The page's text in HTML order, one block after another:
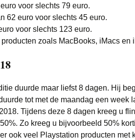
voor slechts 79 euro.
62 euro voor slechts 45 euro.
voor slechts 123 euro.
zoals MacBooks, iMacs en
duurde maar liefst 8 dagen. Hij
tot met de maandag een week
Tijdens deze 8 dagen kreeg u
Zo kreeg u bijvoorbeeld 50%
ook veel Playstation producten met